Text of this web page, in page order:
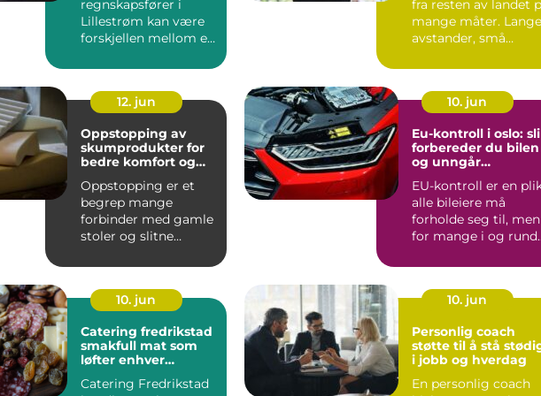
regnskapsfører i
Lillestrøm kan være
forskjellen mellom en
økonomi...
fra resten av landet
mange måter. Lange
avstander, små
ko...
12. jun
Oppstopping av
skumprodukter for
bedre komfort og
Oppstopping er et
begrep mange
forbinder med gamle
stoler og slitne
handler det ...
10. jun
Eu-kontroll i oslo:
forbereder du bilen
og unngår
EU-kontroll er en
alle bileiere må
forholde seg til, men
for mange i og rundt
10. jun
Catering fredrikstad
smakfull mat som
løfter enhver
Catering Fredrikstad
10. jun
Personlig coach
støtte til å stå
i jobb og hverdag
En personlig coach